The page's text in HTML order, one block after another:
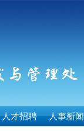
人才招聘 人事新闻